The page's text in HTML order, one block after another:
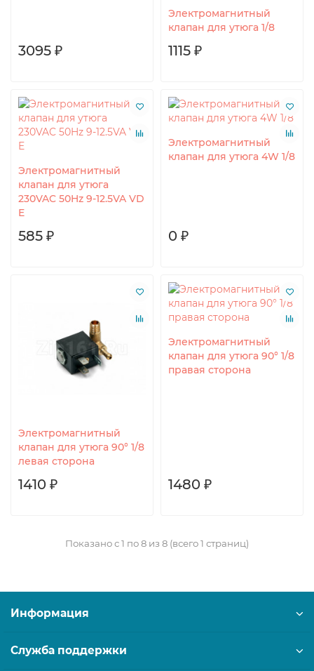
3095 ₽
Электромагнитный
клапан для утюга 1/8
1115 ₽
Электромагнитный
клапан для утюга
230VAC 50Hz 9-12.5VA VD
E
585 ₽
Электромагнитный
клапан для утюга 4W 1/8
0 ₽
Электромагнитный
клапан для утюга 90° 1/8
левая сторона
1410 ₽
Электромагнитный
клапан для утюга 90° 1/8
правая сторона
1480 ₽
Показано с 1 по 8 из 8 (всего 1 страниц)
Информация
Служба поддержки